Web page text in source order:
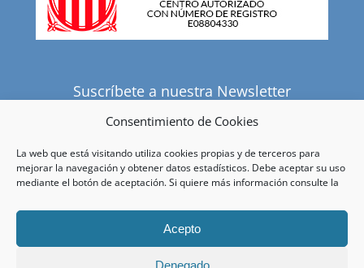
Consentimiento de Cookies
La web que está visitando utiliza cookies propias y de terceros para
mejorar la navegación y obtener datos estadísticos. Debe aceptar su uso
mediante el botón de aceptación. Si quiere más información consulte la
Acepto
Denegado
Suscríbete a nuestra Newsletter
He leído y acepto la política de privacidad.